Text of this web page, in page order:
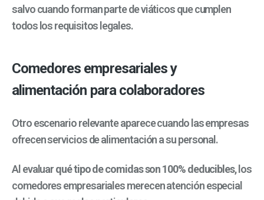
salvo cuando forman parte de viáticos que cumplen
todos los requisitos legales.
Comedores empresariales y
alimentación para colaboradores
Otro escenario relevante aparece cuando las empresas
ofrecen servicios de alimentación a su personal.
Al evaluarqué tipo de comidas son 100% deducibles, los
comedores empresariales merecen atención especial